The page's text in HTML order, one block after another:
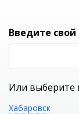
Введите свой
Или выберите
Хабаровск